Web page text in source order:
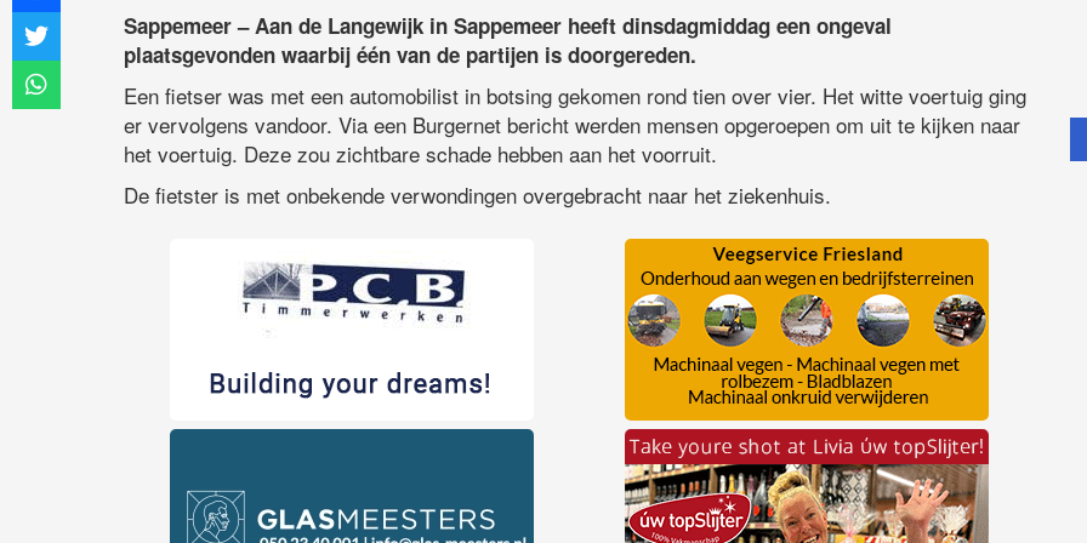
Sappemeer – Aan de Langewijk in Sappemeer heeft dinsdagmiddag een ongeval
plaatsgevonden waarbij één van de partijen is doorgereden.
Een fietser was met een automobilist in botsing gekomen rond tien over vier. Het witte voertuig ging
er vervolgens vandoor. Via een Burgernet bericht werden mensen opgeroepen om uit te kijken naar
het voertuig. Deze zou zichtbare schade hebben aan het voorruit.
De fietster is met onbekende verwondingen overgebracht naar het ziekenhuis.